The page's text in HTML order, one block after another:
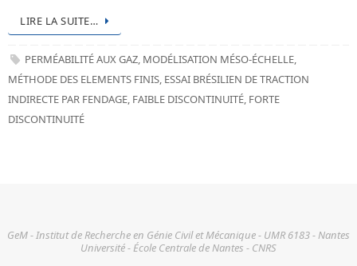
LIRE LA SUITE…
PERMÉABILITÉ AUX GAZ, MODÉLISATION MÉSO-ÉCHELLE,
MÉTHODE DES ELEMENTS FINIS, ESSAI BRÉSILIEN DE TRACTION
INDIRECTE PAR FENDAGE, FAIBLE DISCONTINUITÉ, FORTE
DISCONTINUITÉ
GeM - Institut de Recherche en Génie Civil et Mécanique - UMR 6183 - Nantes
Université - École Centrale de Nantes - CNRS